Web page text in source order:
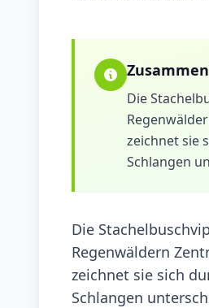
Die
zeichnet sie
Schlangen
Die
Regenwäldern
zeichnet sie sich
Schlangen